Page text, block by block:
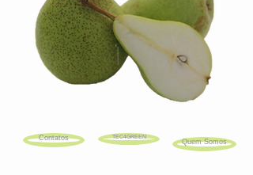
Contatos TEC4GREEN
Quem Somos